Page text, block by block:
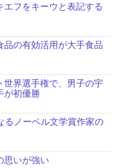
エフをキーウと表記する
品の有効活用が大手食品
世界選手権で、男子の宇
が初優勝
るノーベル文学賞作家の
思いが強い